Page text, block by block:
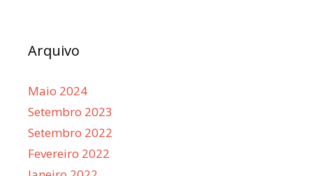
Arquivo
Maio 2024
Setembro 2023
Setembro 2022
Fevereiro 2022